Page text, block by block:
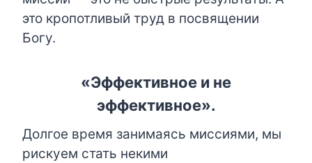
это кропотливый труд в посвящении
Богу.
«Эффективное и не
эффективное».
Долгое время занимаясь миссиями, мы
рискуем стать некими